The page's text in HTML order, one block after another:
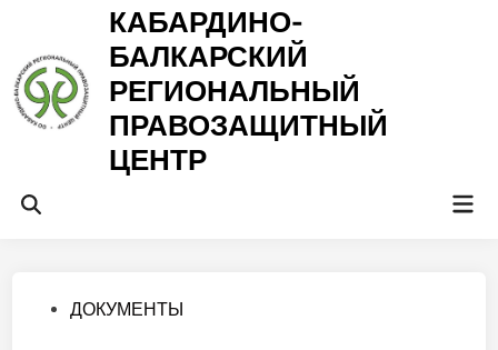
содержимому
КАБАРДИНО-
БАЛКАРСКИЙ
РЕГИОНАЛЬНЫЙ
ПРАВОЗАЩИТНЫЙ
ЦЕНТР
Открыть
Опубликовано
ДОКУМЕНТЫ